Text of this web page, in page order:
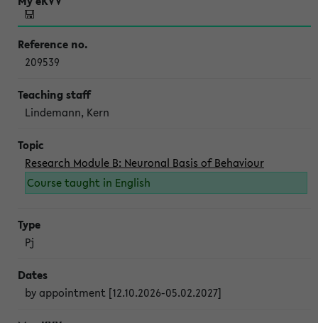
209539
Lindemann, Kern
Research Module B: Neuronal Basis of Behaviour
Course taught in English
Pj
by appointment [12.10.2026-05.02.2027]